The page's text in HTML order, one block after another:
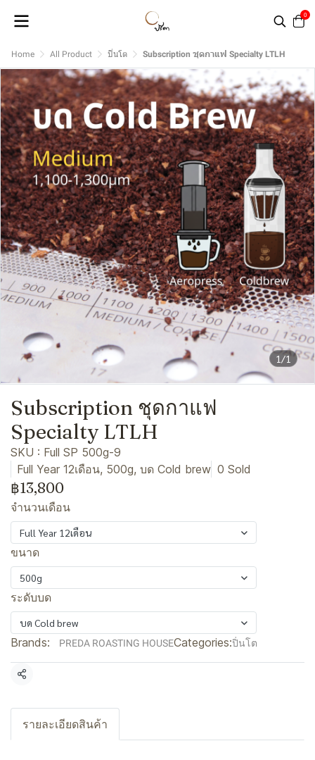
0
Home All Product ปิ่นโต Subscription ชุดกาแฟ Specialty LTLH
1/1
Subscription ชุดกาแฟ
Specialty LTLH
SKU : Full SP 500g-9
Full Year 12เดือน, 500g, บด Cold brew 0 Sold
฿13,800
จำนวนเดือน
Full Year 12เดือน
ขนาด
500g
ระดับบด
บด Cold brew
Brands: PREDA ROASTING HOUSECategories:ปิ่นโต
Share
รายละเอียดสินค้า